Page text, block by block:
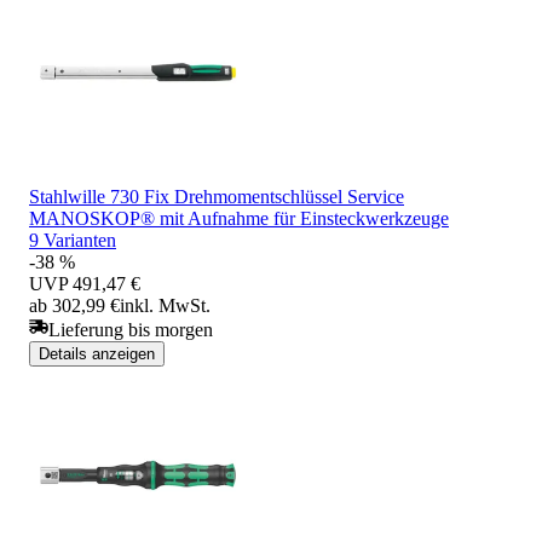
Stahlwille 730 Fix Drehmomentschlüssel Service
MANOSKOP® mit Aufnahme für Einsteckwerkzeuge
9 Varianten
-38 %
UVP 491,47 €
ab 302,99 €inkl. MwSt.
Lieferung bis morgen
Details anzeigen